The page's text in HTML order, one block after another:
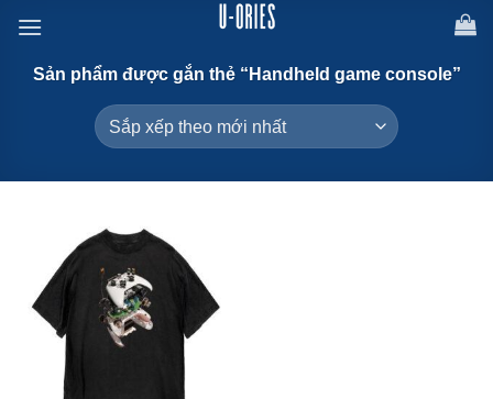
đến
Sản phẩm được gắn thẻ “Handheld game console”